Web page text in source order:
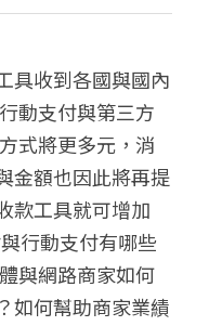
具收到各國與國內
動支付與第三方
式將更多元，消
金額也因此將再提
款工具就可增加
行動支付有哪些
與網路商家如何
如何幫助商家業績